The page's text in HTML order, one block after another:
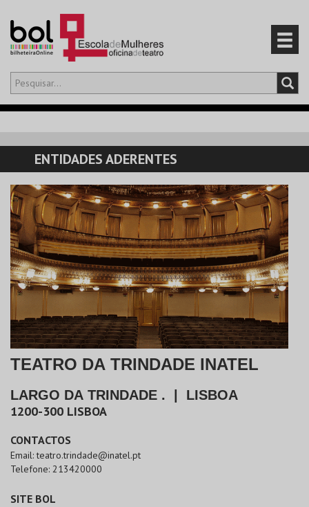
Olá,iniciar sessão
CARRINHO
EVENTOS
CARTÕES
PRODUTOS
ENTIDADES ADERENTES
TEATRO DA TRINDADE INATEL
LARGO DA TRINDADE . LISBOA
1200-300 LISBOA
CONTACTOS
Email:teatro.trindade@inatel.pt
Telefone: 213420000
SITE BOL